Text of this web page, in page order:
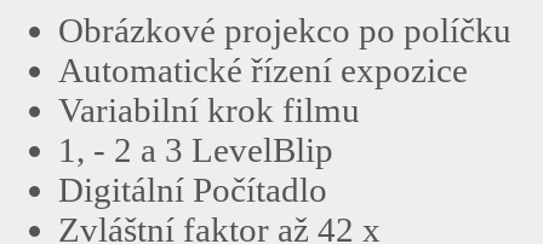
Obrázkové projekco po políčku
Automatické řízení expozice
Variabilní krok filmu
1, - 2 a 3 LevelBlip
Digitální Počítadlo
Zvláštní faktor až 42 x